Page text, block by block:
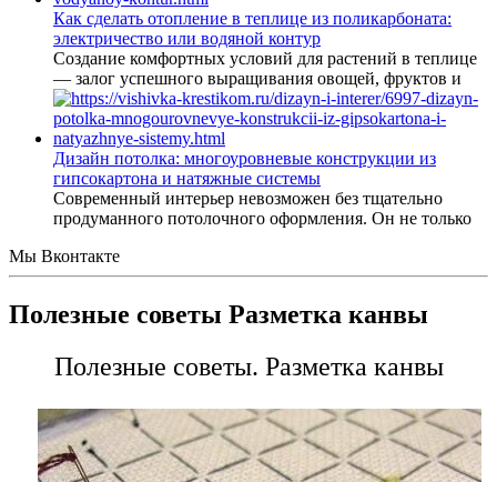
Как сделать отопление в теплице из поликарбоната:
электричество или водяной контур
Создание комфортных условий для растений в теплице
— залог успешного выращивания овощей, фруктов и
Дизайн потолка: многоуровневые конструкции из
гипсокартона и натяжные системы
Современный интерьер невозможен без тщательно
продуманного потолочного оформления. Он не только
Мы Вконтакте
Полезные советы Разметка канвы
Полезные советы. Разметка канвы